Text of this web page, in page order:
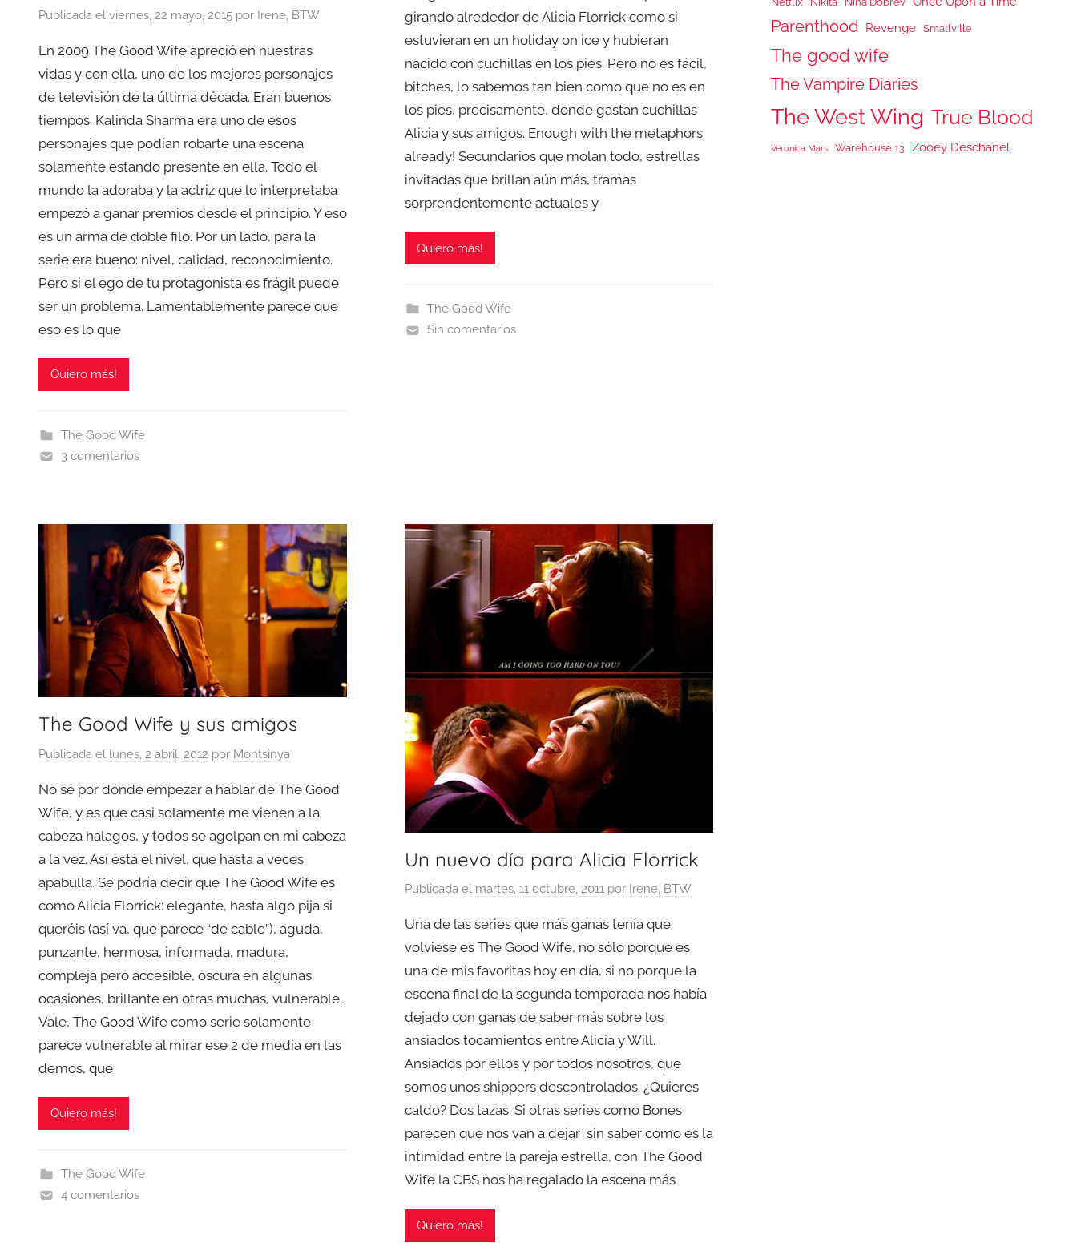
Publicada el viernes, 22 mayo, 2015 por Irene, BTW
En 2009 The Good Wife apreció en nuestras
vidas y con ella, uno de los mejores personajes
de televisión de la última década. Eran buenos
tiempos. Kalinda Sharma era uno de esos
personajes que podían robarte una escena
solamente estando presente en ella. Todo el
mundo la adoraba y la actriz que lo interpretaba
empezó a ganar premios desde el principio. Y eso
es un arma de doble filo. Por un lado, para la
serie era bueno: nivel, calidad, reconocimiento.
Pero si el ego de tu protagonista es frágil puede
ser un problema. Lamentablemente parece que
eso es lo que
Quiero más!
The Good Wife
3 comentarios
girando alrededor de Alicia Florrick como si
estuvieran en un holiday on ice y hubieran
nacido con cuchillas en los pies. Pero no es fácil,
bitches, lo sabemos tan bien como que no es en
los pies, precisamente, donde gastan cuchillas
Alicia y sus amigos. Enough with the metaphors
already! Secundarios que molan todo, estrellas
invitadas que brillan aún más, tramas
sorprendentemente actuales y
Quiero más!
The Good Wife
Sin comentarios
The Good Wife y sus amigos
Publicada el lunes, 2 abril, 2012 por Montsinya
No sé por dónde empezar a hablar de The Good
Wife, y es que casi solamente me vienen a la
cabeza halagos, y todos se agolpan en mi cabeza
a la vez. Así está el nivel, que hasta a veces
apabulla. Se podría decir que The Good Wife es
como Alicia Florrick: elegante, hasta algo pija si
queréis (así va, que parece “de cable”), aguda,
punzante, hermosa, informada, madura,
compleja pero accesible, oscura en algunas
ocasiones, brillante en otras muchas, vulnerable…
Vale, The Good Wife como serie solamente
parece vulnerable al mirar ese 2 de media en las
demos, que
Quiero más!
The Good Wife
4 comentarios
Un nuevo día para Alicia Florrick
Publicada el martes, 11 octubre, 2011 por Irene, BTW
Una de las series que más ganas tenía que
volviese es The Good Wife, no sólo porque es
una de mis favoritas hoy en día, si no porque la
escena final de la segunda temporada nos había
dejado con ganas de saber más sobre los
ansiados tocamientos entre Alicia y Will.
Ansiados por ellos y por todos nosotros, que
somos unos shippers descontrolados. ¿Quieres
caldo? Dos tazas. Si otras series como Bones
parecen que nos van a dejar sin saber como es la
intimidad entre la pareja estrella, con The Good
Wife la CBS nos ha regalado la escena más
Quiero más!
Parenthood Revenge Smallville
The good wife
The Vampire Diaries
The West Wing True Blood
Veronica Mars Warehouse 13 Zooey Deschanel